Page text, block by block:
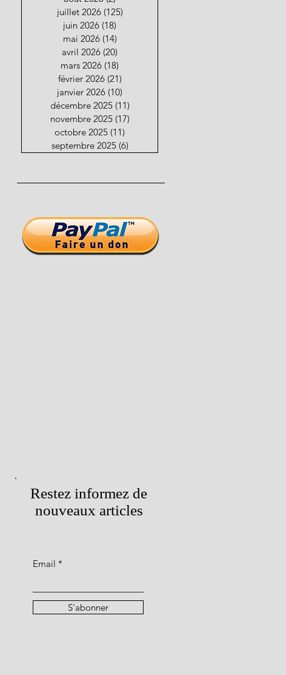
juillet 2026 (125)
juin 2026 (18)
mai 2026 (14)
avril 2026 (20)
mars 2026 (18)
février 2026 (21)
janvier 2026 (10)
décembre 2025 (11)
novembre 2025 (17)
octobre 2025 (11)
septembre 2025 (6)
Restez informez de
nouveaux articles
Email
S'abonner